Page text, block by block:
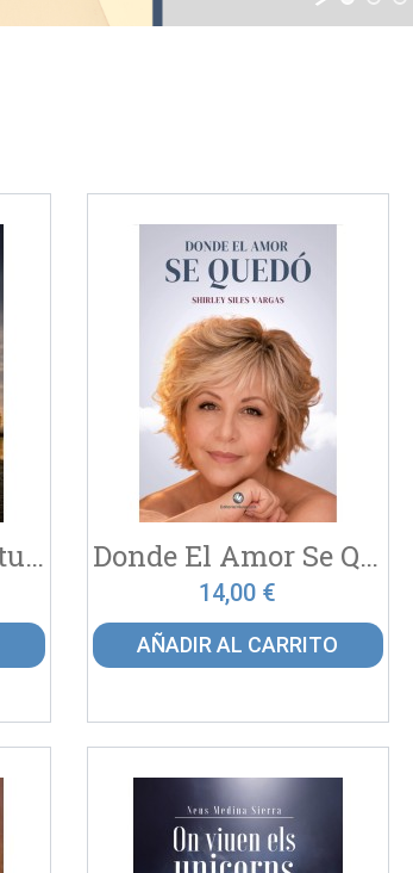
¿Quo Vadis Juventud? Donde El Amor Se Quedó
14,00 €
AÑADIR AL CARRITO